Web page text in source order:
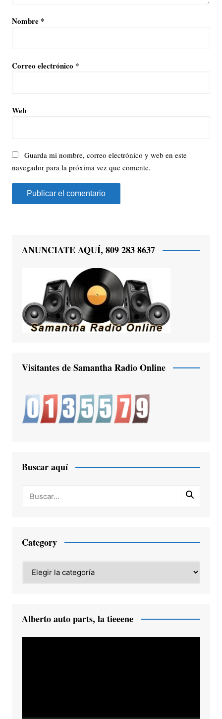
Nombre *
Correo electrónico *
Web
Guarda mi nombre, correo electrónico y web en este
navegador para la próxima vez que comente.
ANUNCIATE AQUÍ, 809 283 8637
Visitantes de Samantha Radio Online
Buscar aquí
Category
Alberto auto parts, la tieeene